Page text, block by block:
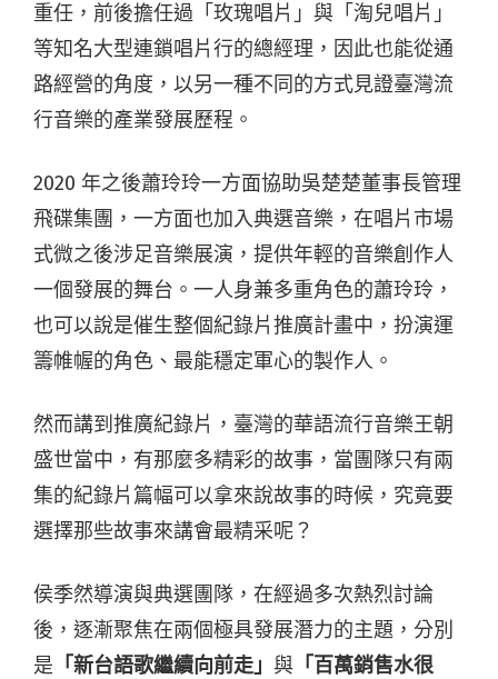
重任，前後擔任過「玫瑰唱片」與「淘兒唱片」
等知名大型連鎖唱片行的總經理，因此也能從通
路經營的角度，以另一種不同的方式見證臺灣流
行音樂的產業發展歷程。
2020 年之後蕭玲玲一方面協助吳楚楚董事長管理
飛碟集團，一方面也加入典選音樂，在唱片市場
式微之後涉足音樂展演，提供年輕的音樂創作人
一個發展的舞台。一人身兼多重角色的蕭玲玲，
也可以說是催生整個紀錄片推廣計畫中，扮演運
籌帷幄的角色、最能穩定軍心的製作人。
然而講到推廣紀錄片，臺灣的華語流行音樂王朝
盛世當中，有那麼多精彩的故事，當團隊只有兩
集的紀錄片篇幅可以拿來說故事的時候，究竟要
選擇那些故事來講會最精采呢？
侯季然導演與典選團隊，在經過多次熱烈討論
後，逐漸聚焦在兩個極具發展潛力的主題，分別
是 「新台語歌繼續向前走」 與 「百萬銷售水很